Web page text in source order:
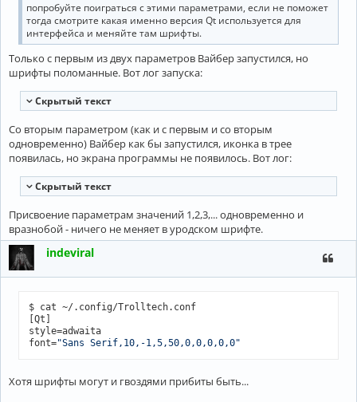
попробуйте поиграться с этими параметрами, если не поможет
тогда смотрите какая именно версия Qt используется для
интерфейса и меняйте там шрифты.
Только с первым из двух параметров Вайбер запустился, но
шрифты поломанные. Вот лог запуска:
Cкрытый текст
Со вторым параметром (как и с первым и со вторым
одновременно) Вайбер как бы запустился, иконка в трее
появилась, но экрана программы не появилось. Вот лог:
Cкрытый текст
Присвоение параметрам значений 1,2,3,... одновременно и
вразнобой - ничего не меняет в уродском шрифте.
indeviral
$ cat ~/.config/Trolltech.conf
[Qt]
style=adwaita
font="Sans Serif,10,-1,5,50,0,0,0,0,0"
Хотя шрифты могут и гвоздями прибиты быть...